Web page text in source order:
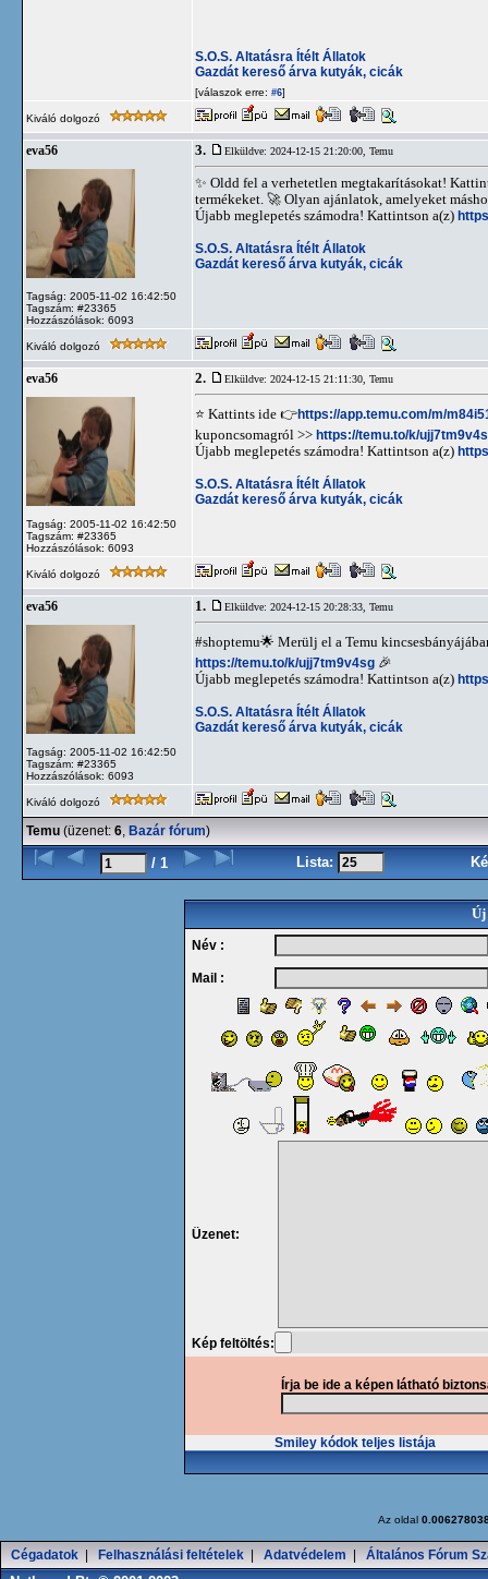
S.O.S. Altatásra Ítélt Állatok
Gazdát kereső árva kutyák, cicák
[válaszok erre: #6]
Kiváló dolgozó
eva56
Tagság: 2005-11-02 16:42:50
Tagszám: #23365
Hozzászólások: 6093
3. Elküldve: 2024-12-15 21:20:00, Temu
✨ Oldd fel a verhetetlen megtakarításokat!
termékeket. 🚀 Olyan ajánlatok, amelyeket
Újabb meglepetés számodra! Kattintson a(z)
S.O.S. Altatásra Ítélt Állatok
Gazdát kereső árva kutyák, cicák
Kiváló dolgozó
eva56
Tagság: 2005-11-02 16:42:50
Tagszám: #23365
Hozzászólások: 6093
2. Elküldve: 2024-12-15 21:11:30, Temu
⭐️ Kattints ide 👉https://app.temu.com/m/
kuponcsomagról >> https://temu.to/k/
Újabb meglepetés számodra! Kattintson a(z)
S.O.S. Altatásra Ítélt Állatok
Gazdát kereső árva kutyák, cicák
Kiváló dolgozó
eva56
Tagság: 2005-11-02 16:42:50
Tagszám: #23365
Hozzászólások: 6093
1. Elküldve: 2024-12-15 20:28:33, Temu
#shoptemu🌟 Merülj el a Temu
https://temu.to/k/ujj7tm9v4sg 🎉
Újabb meglepetés számodra! Kattintson a(z)
S.O.S. Altatásra Ítélt Állatok
Gazdát kereső árva kutyák, cicák
Kiváló dolgozó
Temu (üzenet: 6, Bazár fórum)
/ 1 Lista:
Új
Név :
Mail :
Üzenet:
Kép feltöltés:
Írja be ide a képen látható
Smiley kódok teljes listája
Az oldal
Cégadatok Felhasználási feltételek Adatvédelem Általános Fórum